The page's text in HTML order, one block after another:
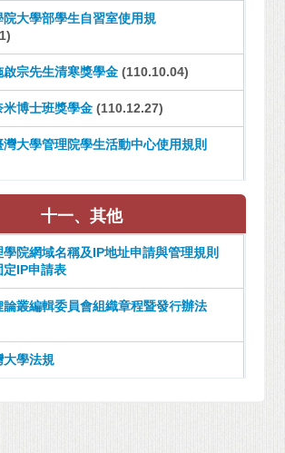
院大學部學生自習室使用規
啟宗先生清寒獎學金 (110.10.04)
米博士班獎學金 (110.12.27)
灣大學管理院學生活動中心使用規則
十一、其他
學院網域名稱及IP地址申請與管理規則
定IP申請表
論叢編輯委員會組織章程暨發行辦法
大學法規